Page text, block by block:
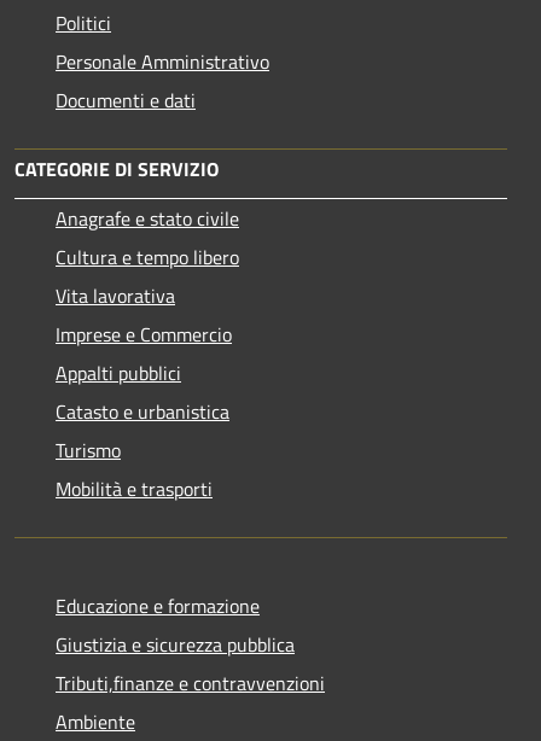
Politici
Personale Amministrativo
Documenti e dati
CATEGORIE DI SERVIZIO
Anagrafe e stato civile
Cultura e tempo libero
Vita lavorativa
Imprese e Commercio
Appalti pubblici
Catasto e urbanistica
Turismo
Mobilità e trasporti
Educazione e formazione
Giustizia e sicurezza pubblica
Tributi,finanze e contravvenzioni
Ambiente